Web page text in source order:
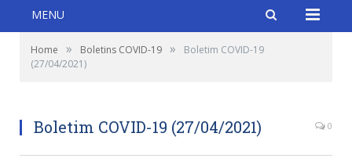
MENU
Home » Boletins COVID-19 »
Boletim COVID-19
(27/04/2021)
Boletim COVID-19 (27/04/2021) 0